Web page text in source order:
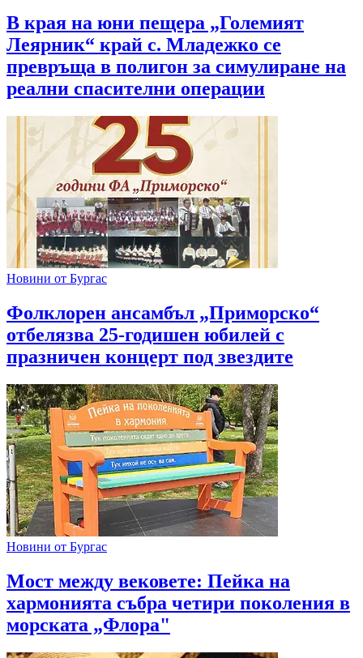
В края на юни пещера „Големият
Леярник“ край с. Младежко се
превръща в полигон за симулиране на
реални спасителни операции
Новини от Бургас
Фолклорен ансамбъл „Приморско“
отбелязва 25-годишен юбилей с
празничен концерт под звездите
Новини от Бургас
Мост между вековете: Пейка на
хармонията събра четири поколения в
морската „Флора"